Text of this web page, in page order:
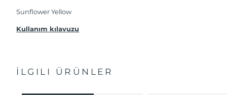
korunmaktadır. Cihazınızla ilgili herhangi bir
alan servisimize ve merkez ofis adresimize
Sunflower Yellow
Kullanım kılavuzu
İLGILI ÜRÜNLER